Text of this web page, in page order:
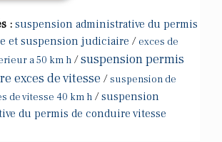
: suspension administrative du permis
et suspension judiciaire / exces de
a 50 km h /suspension permis
exces de vitesse /suspension de
de vitesse 40 km h /suspension
du permis de conduire vitesse